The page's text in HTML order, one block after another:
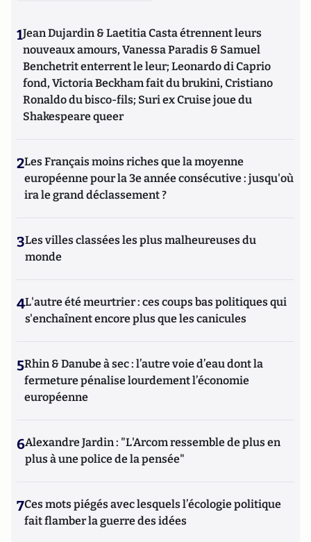
1Jean Dujardin & Laetitia Casta étrennent leurs
nouveaux amours, Vanessa Paradis & Samuel
Benchetrit enterrent le leur; Leonardo di Caprio
fond, Victoria Beckham fait du brukini, Cristiano
Ronaldo du bisco-fils; Suri ex Cruise joue du
Shakespeare queer
2Les Français moins riches que la moyenne
européenne pour la 3e année consécutive : jusqu'où
ira le grand déclassement ?
3Les villes classées les plus malheureuses du
monde
4L'autre été meurtrier : ces coups bas politiques qui
s'enchaînent encore plus que les canicules
5Rhin & Danube à sec : l’autre voie d’eau dont la
fermeture pénalise lourdement l’économie
européenne
6Alexandre Jardin : "L'Arcom ressemble de plus en
plus à une police de la pensée"
7Ces mots piégés avec lesquels l’écologie politique
fait flamber la guerre des idées